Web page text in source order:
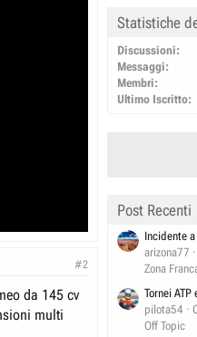
#2
da 145 cv
multi
Statistiche
Discussioni
Messaggi
Membri
Ultimo Iscritto
Post Recenti
Incidente
arizona77
Zona
Tornei
pilota54
Off Topic